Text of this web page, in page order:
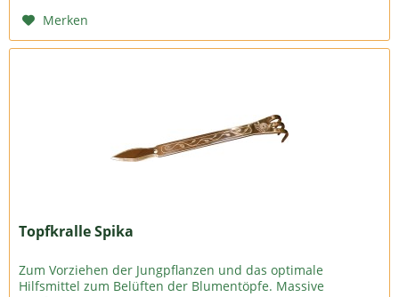
Merken
Topfkralle Spika
Zum Vorziehen der Jungpflanzen und das optimale
Hilfsmittel zum Belüften der Blumentöpfe. Massive